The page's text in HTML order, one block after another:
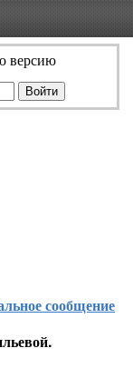
версию
сообщение